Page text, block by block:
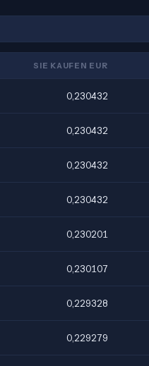
SIE KAUFEN EUR
0,230432
0,230432
0,230432
0,230432
0,230201
0,230107
0,229328
0,229279